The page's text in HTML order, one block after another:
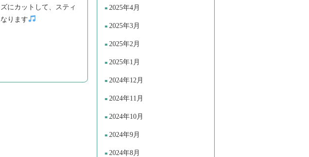
にカットして、スティ
ります
2025年4月
2025年3月
2025年2月
2025年1月
2024年12月
2024年11月
2024年10月
2024年9月
2024年8月